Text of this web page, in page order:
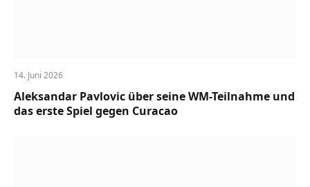
14. Juni 2026
Aleksandar Pavlovic über seine WM-Teilnahme und
das erste Spiel gegen Curacao